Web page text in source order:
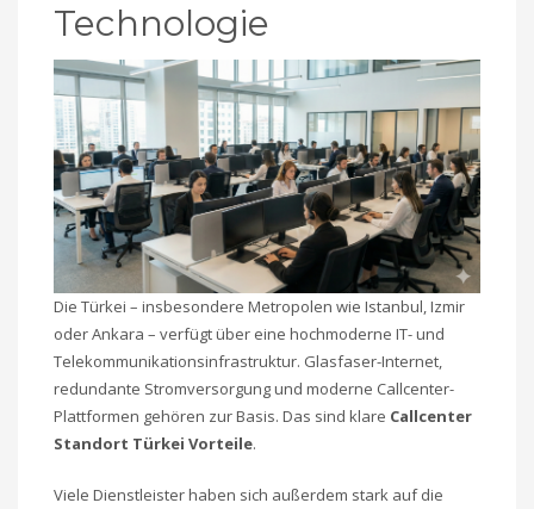
Technologie
Die Türkei – insbesondere Metropolen wie Istanbul, Izmir
oder Ankara – verfügt über eine hochmoderne IT- und
Telekommunikationsinfrastruktur. Glasfaser-Internet,
redundante Stromversorgung und moderne Callcenter-
Plattformen gehören zur Basis. Das sind klare Callcenter
Standort Türkei Vorteile.
Viele Dienstleister haben sich außerdem stark auf die